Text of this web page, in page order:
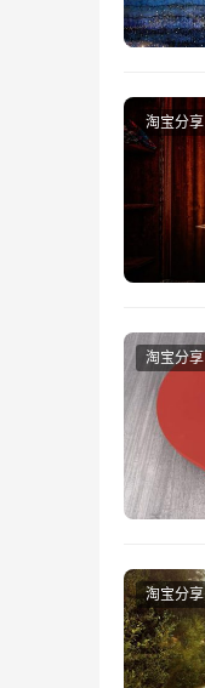
淘宝分享
淘宝分享
淘宝分享